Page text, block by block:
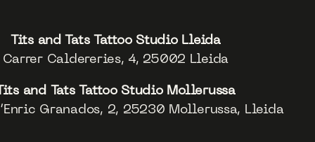
Tits and Tats Tattoo Studio Lleida
Carrer Caldereries, 4, 25002 Lleida
and Tats Tattoo Studio Mollerussa
Granados, 2, 25230 Mollerussa, Lleida